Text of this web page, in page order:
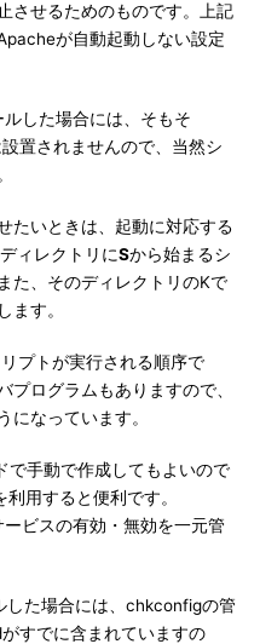
させるためのものです。上記
が自動起動しない設定
した場合には、そもそ
置されませんので、当然シ
たいときは、起動に対応する
ィレクトリにSから始まるシ
た、そのディレクトリのKで
ます。
プトが実行される順序で
ログラムもありますので、
になっています。
手動で作成してもよいので
用すると便利です。
ビスの有効・無効を一元管
た場合には、chkconfigの管
すでに含まれていますの